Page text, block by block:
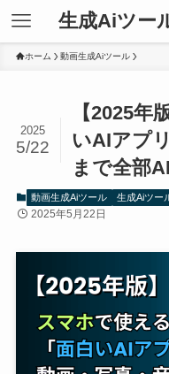
生成Aiツー
ホーム 動画生成Aiツール
【2025年
いAIアプ
まで全部
2025
5/22
動画生成Aiツール 生成Aiツー
2025年5月22日